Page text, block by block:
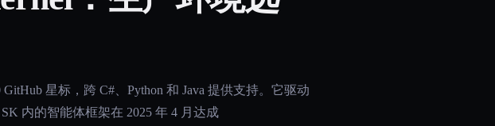
星标，跨 C#、Python 和 Java 提供支持。它驱动
内的智能体框架在 2025 年 4 月达成